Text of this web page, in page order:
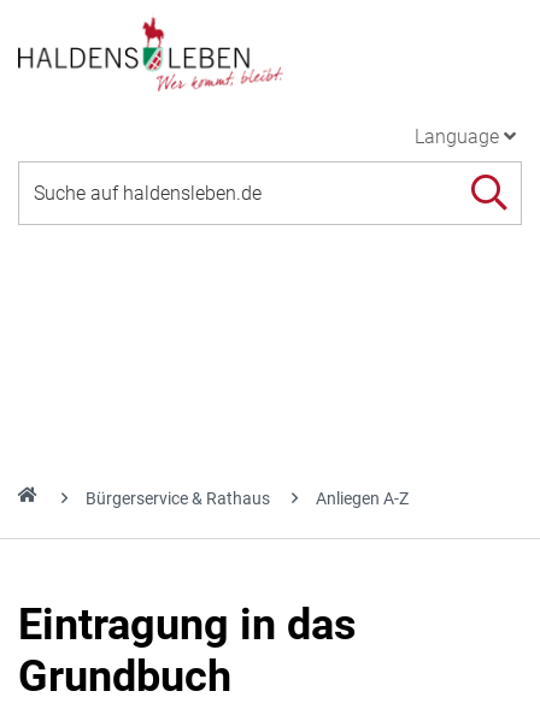
Language
Bürgerservice & Rathaus Anliegen A-Z
Eintragung in das
Grundbuch